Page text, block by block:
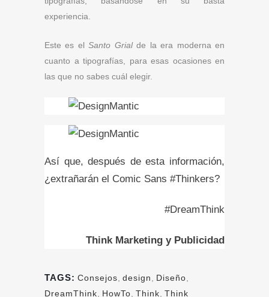
experiencia.
Este es elSanto Grialde la era moderna en
cuanto a tipografías, para esas ocasiones en
las que no sabes cuál elegir.
Así que, después de esta información,
¿extrañarán el Comic Sans #Thinkers?
#DreamThink
Think Marketing y Publicidad
TAGS: Consejos design Diseño
DreamThink
HowTo Think Think